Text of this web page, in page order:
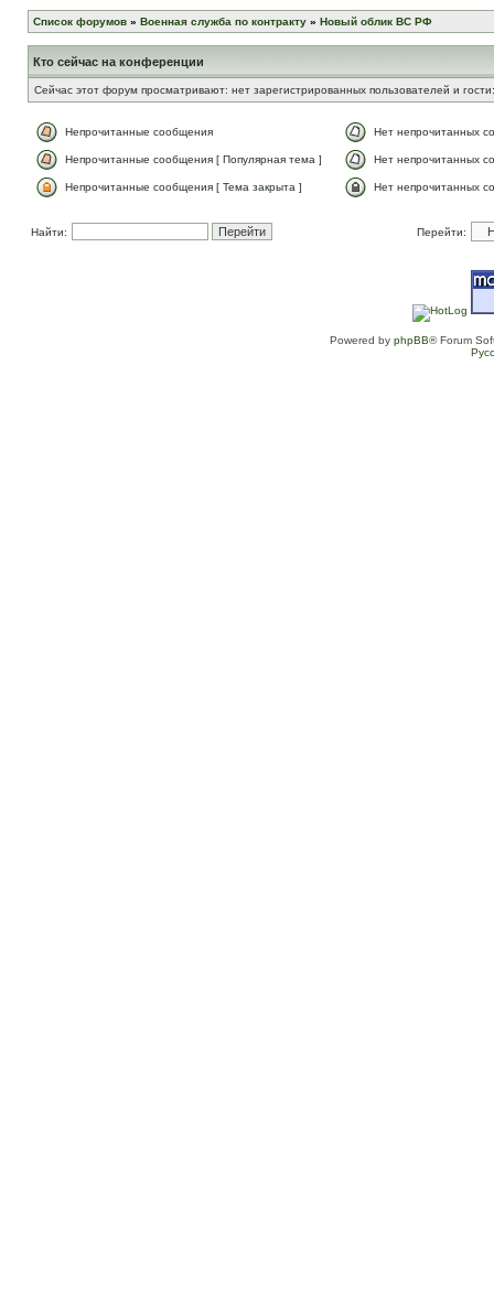
Список форумов » Военная служба по контракту » Новый облик ВС РФ
Кто сейчас на конференции
Сейчас этот форум просматривают: нет зарегистрированных пользователей и
Непрочитанные сообщения Нет непрочитанных
Непрочитанные сообщения [ Популярная тема ] Нет непрочитанных
Непрочитанные сообщения [ Тема закрыта ] Нет непрочитанных
Найти: Перейти:
Powered by phpBB® Forum